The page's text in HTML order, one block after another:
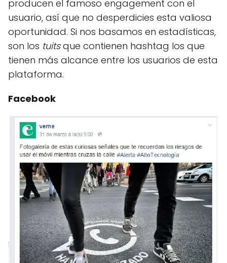
producen el famoso engagement con el
usuario, así que no desperdicies esta valiosa
oportunidad. Si nos basamos en estadísticas,
son los tuitsque contienen hashtag los que
tienen más alcance entre los usuarios de esta
plataforma.
Facebook